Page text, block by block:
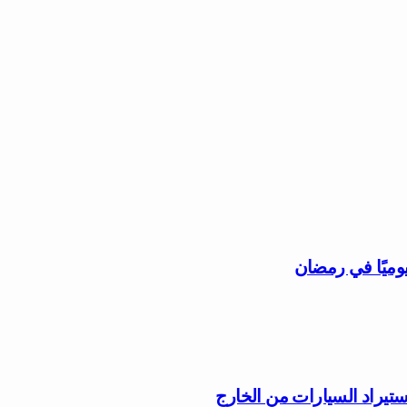
في رمضان
السيارات من الخارج